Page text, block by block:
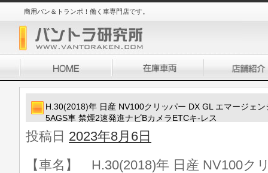
商用バン＆トランポ！働く車専門店です。
H.30(2018)年 日産 NV100クリッパー DX GL エマージェ
5AGS車 禁煙2速発進ナビBカメラETCキ-レス
投稿日 2023年8月6日
【車名】 H.30(2018)年 日産 NV100ク